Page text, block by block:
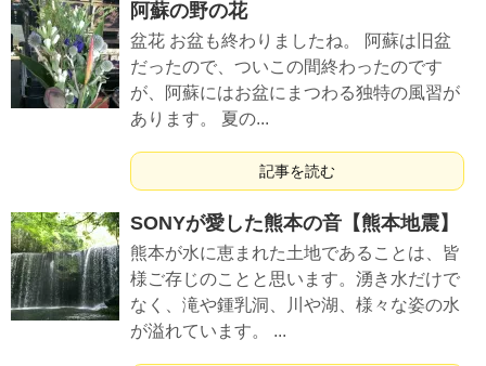
阿蘇の野の花
盆花 お盆も終わりましたね。 阿蘇は旧盆
だったので、ついこの間終わったのです
が、阿蘇にはお盆にまつわる独特の風習が
あります。 夏の...
記事を読む
SONYが愛した熊本の音【熊本地震】
熊本が水に恵まれた土地であることは、皆
様ご存じのことと思います。湧き水だけで
なく、滝や鍾乳洞、川や湖、様々な姿の水
が溢れています。 ...